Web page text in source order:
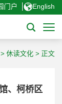
门户 English
> 休读文化 > 正文
、柯桥区